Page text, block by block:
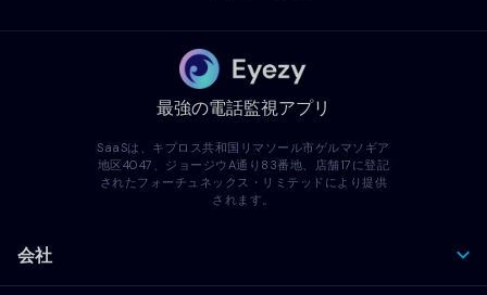
最強の電話監視アプリ
SaaSは、キプロス共和国リマソール市ゲルマソギア
地区4047、ジョージウA通り83番地、店舗17に登記
されたフォーチュネックス・リミテッドにより提供
されます。
会社